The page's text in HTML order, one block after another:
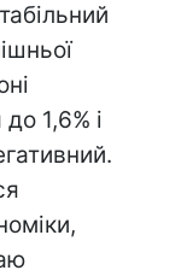
1,6% і